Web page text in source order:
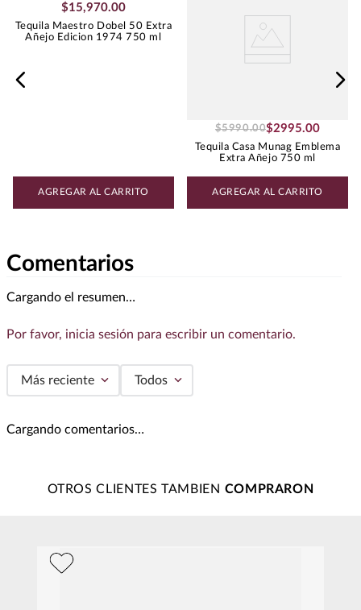
$15,970.00
Tequila Maestro Dobel 50 Extra
Añejo Edicion 1974 750 ml
AGREGAR AL CARRITO
$2995.00
$5990.00
Tequila Casa Munag Emblema
Extra Añejo 750 ml
AGREGAR AL CARRITO
Comentarios
Cargando el resumen…
Por favor, inicia sesión para escribir un comentario.
Más reciente Todos
Cargando comentarios…
OTROS CLIENTES TAMBIEN